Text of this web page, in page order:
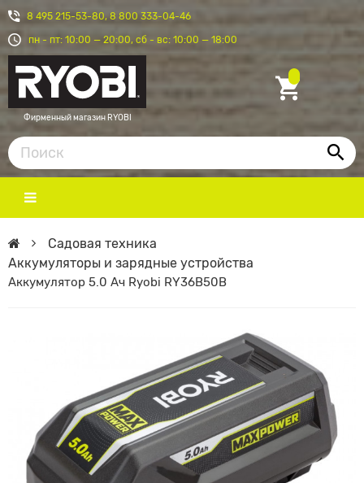
8 495 215-53-80, 8 800 333-04-46
пн - пт: 10:00 — 20:00, сб - вс: 10:00 — 18:00
Фирменный магазин RYOBI
Садовая техника
Аккумуляторы и зарядные устройства
Аккумулятор 5.0 Ач Ryobi RY36B50B